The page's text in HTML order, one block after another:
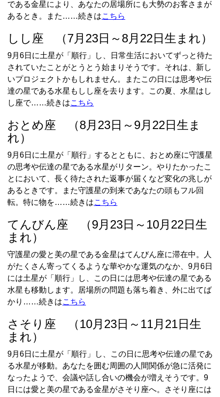
である金星により、あなたの居場所にも大勢のお客さまが
あるとき。また……続きはこちら
しし座 （7月23日～8月22日生まれ）
9月6日に土星が「順行」し、日常生活においてずっと待た
されていたことがとうとう始まりそうです。それは、新し
いプロジェクトかもしれません。またこの日には思考や伝
達の星である水星もしし座を去ります。この夏、水星はし
し座で……続きはこちら
おとめ座 （8月23日～9月22日生ま
れ）
9月6日に土星が「順行」するとともに、おとめ座に守護星
の思考や伝達の星である水星がリターン。やりたかったこ
とにおいて、長く待たされた返事が届くなど変化の兆しが
あるときです。また守護星の到来であなたの頭もフル回
転。特に物を……続きはこちら
てんびん座 （9月23日～10月22日生
まれ）
守護星の愛と美の星である金星はてんびん座に滞在中。人
がたくさん寄ってくるような華やかな運気のなか、9月6日
には土星が「順行」し、この日には思考や伝達の星である
水星も移動します。居場所の問題も落ち着き、外に出てば
かり……続きはこちら
さそり座 （10月23日～11月21日生
まれ）
9月6日に土星が「順行」し、この日に思考や伝達の星であ
る水星が移動。あなたを囲む周囲の人間関係が急に活発に
なったようで、会議や話し合いの機会が増えそうです。9
日には愛と美の星である金星がさそり座へ。さそり座には